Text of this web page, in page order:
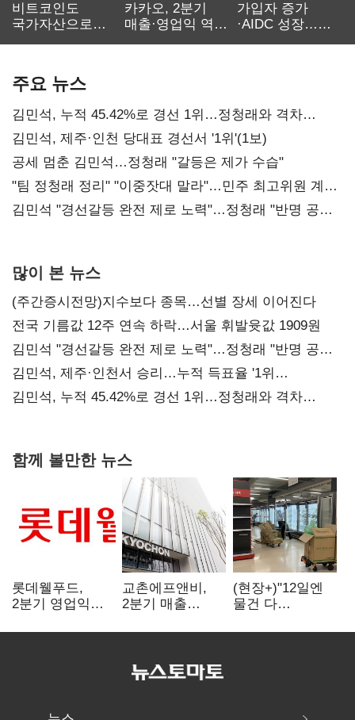
비트코인도
국가자산으로…'
카카오, 2분기
매출·영업익 역대
가입자 증가
·AIDC 성장…
주요 뉴스
김민석, 누적 45.42%로 경선 1위…정청래와 격차
0.86%p(2보)
김민석, 제주·인천 당대표 경선서 '1위'(1보)
공세 멈춘 김민석…정청래 "갈등은 제가 수습"
"팀 정청래 정리" "이중잣대 말라"…민주 최고위원 계파
다툼 격화
김민석 "경선갈등 완전 제로 노력"…정청래 "반명 공세
많이 본 뉴스
(주간증시전망)지수보다 종목…선별 장세 이어진다
전국 기름값 12주 연속 하락…서울 휘발윳값 1909원
김민석 "경선갈등 완전 제로 노력"…정청래 "반명 공세
사과부터"
김민석, 제주·인천서 승리…누적 득표율 '1위
탈환'(종합)
김민석, 누적 45.42%로 경선 1위…정청래와 격차
함께 볼만한 뉴스
롯데웰푸드,
2분기 영업익
사업이 실적 견인
교촌에프앤비,
2분기 매출
전년보다 4.9%↑
(현장+)"12일엔
물건 다
매대 채우며 문